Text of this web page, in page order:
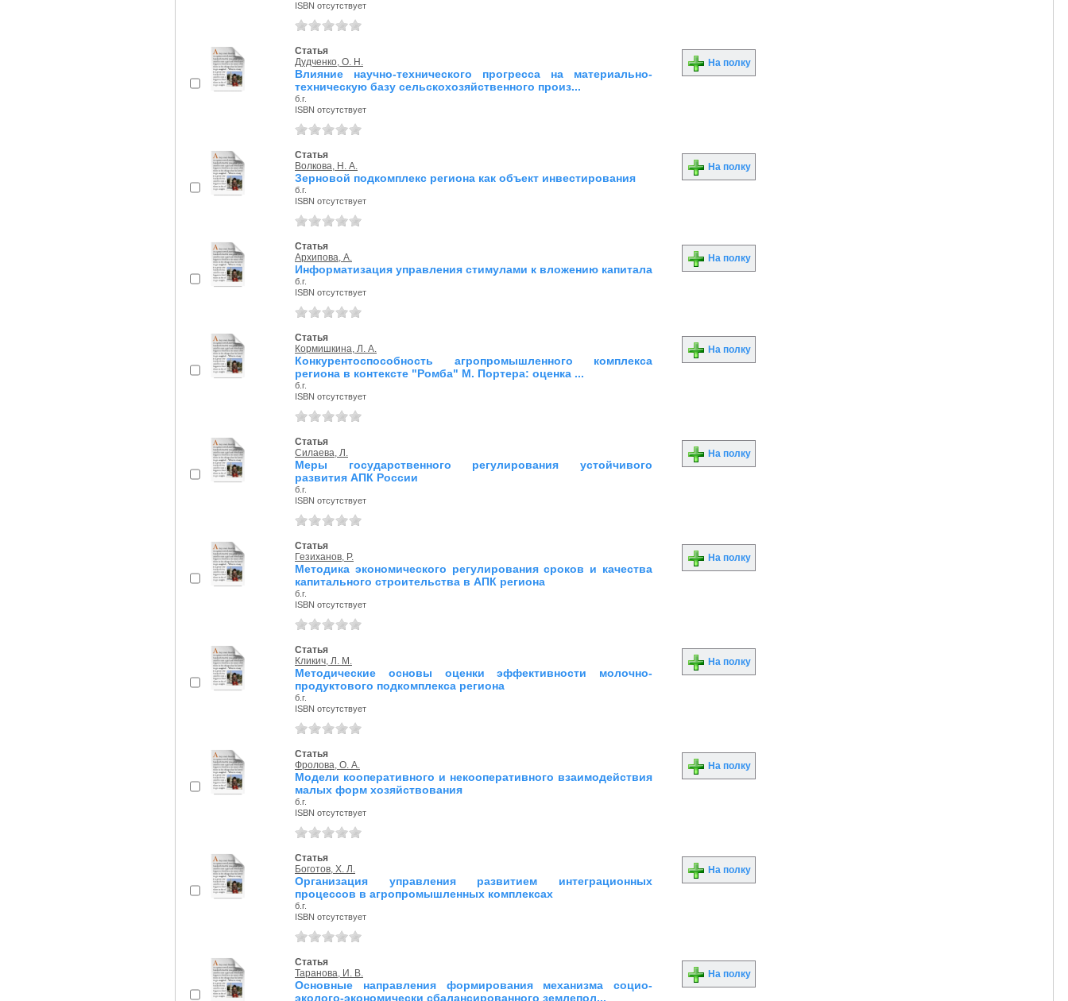
ISBN отсутствует
Статья
Дудченко, О. Н.
Влияние научно-технического прогресса на материально-
техническую базу сельскохозяйственного произ...
б.г.
ISBN отсутствует
На полку
Статья
Волкова, Н. А.
Зерновой подкомплекс региона как объект инвестирования
б.г.
ISBN отсутствует
На полку
Статья
Архипова, А.
Информатизация управления стимулами к вложению капитала
б.г.
ISBN отсутствует
На полку
Статья
Кормишкина, Л. А.
Конкурентоспособность агропромышленного комплекса
региона в контексте "Ромба" М. Портера: оценка ...
б.г.
ISBN отсутствует
На полку
Статья
Силаева, Л.
Меры государственного регулирования устойчивого
развития АПК России
б.г.
ISBN отсутствует
На полку
Статья
Гезиханов, Р.
Методика экономического регулирования сроков и качества
капитального строительства в АПК региона
б.г.
ISBN отсутствует
На полку
Статья
Кликич, Л. М.
Методические основы оценки эффективности молочно-
продуктового подкомплекса региона
б.г.
ISBN отсутствует
На полку
Статья
Фролова, О. А.
Модели кооперативного и некооперативного взаимодействия
малых форм хозяйствования
б.г.
ISBN отсутствует
На полку
Статья
Боготов, Х. Л.
Организация управления развитием интеграционных
процессов в агропромышленных комплексах
б.г.
ISBN отсутствует
На полку
Статья
Таранова, И. В.
Основные направления формирования механизма социо-
эколого-экономически сбалансированного землепол...
На полку